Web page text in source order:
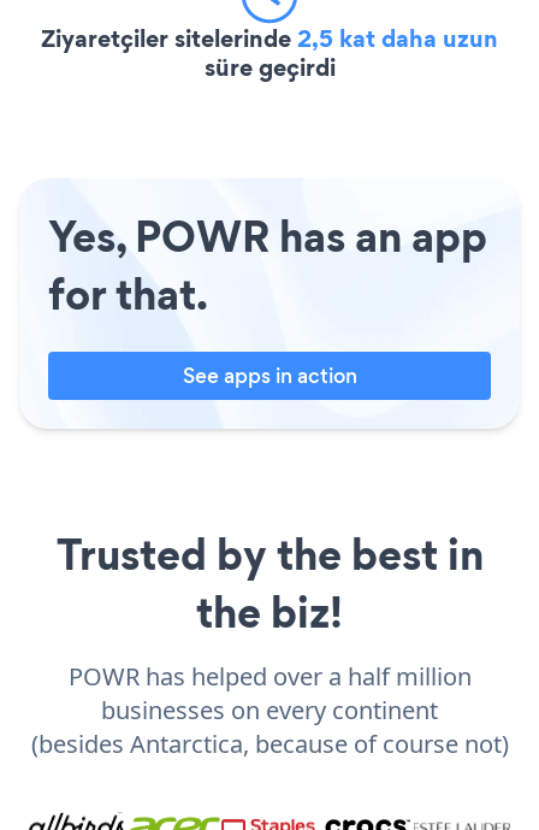
Ziyaretçiler sitelerinde2,5 kat daha uzun
süre geçirdi
Yes, POWR has an app
for that.
See apps in action
Trusted by the best in
the biz!
POWR has helped over a half million
businesses on every continent
(besides Antarctica, because of course not)